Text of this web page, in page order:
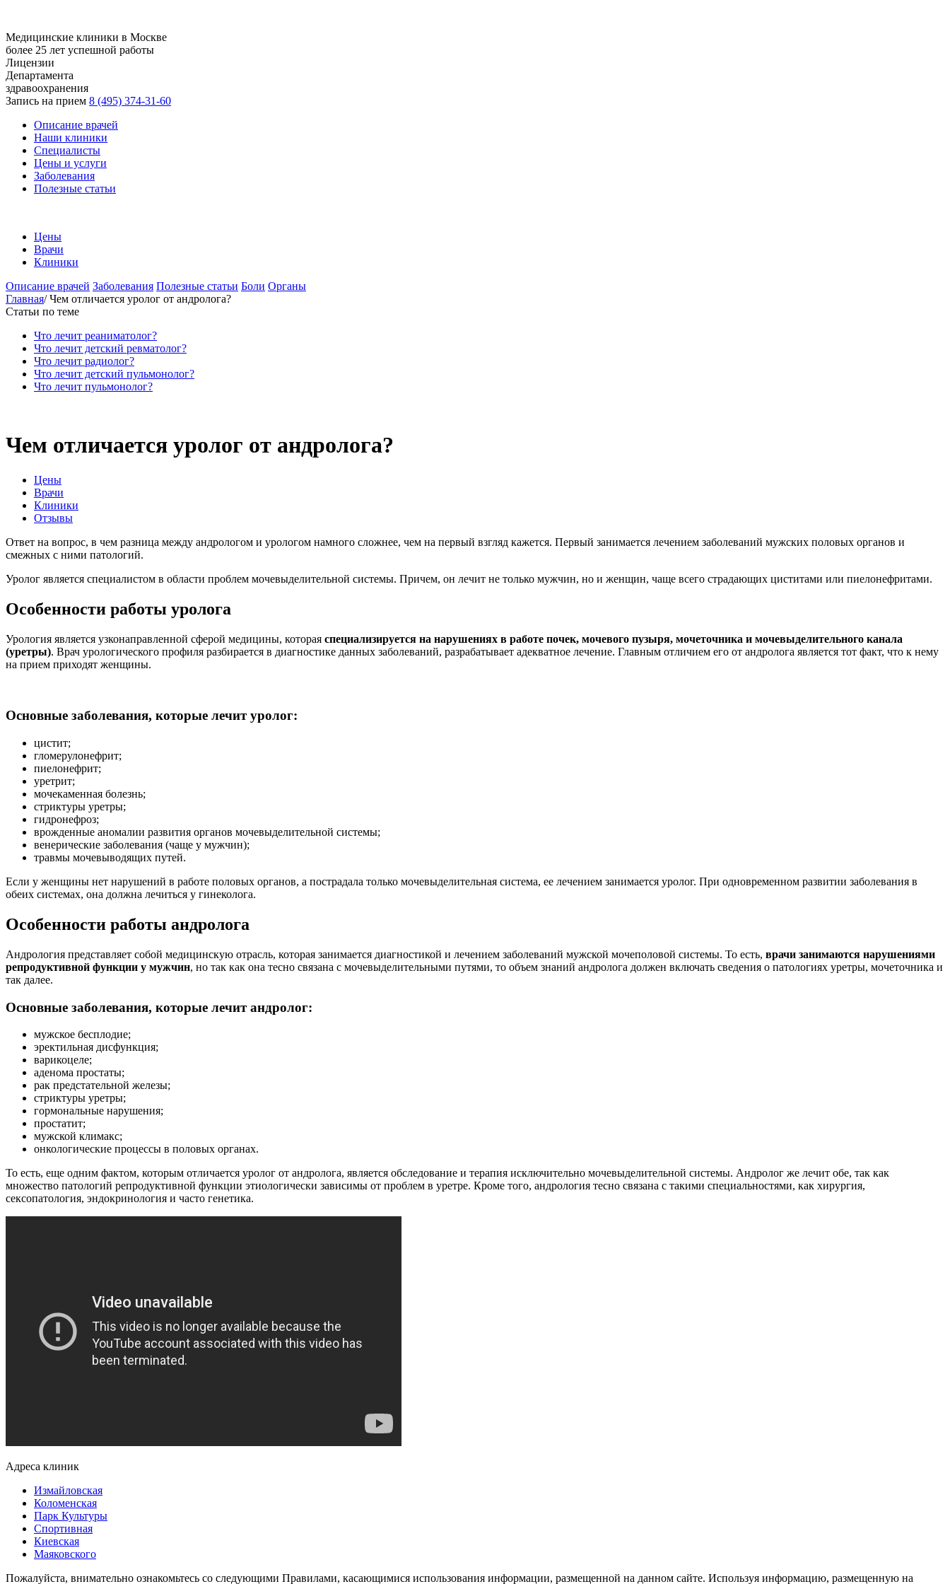
Медицинские клиники в Москве
более 25 лет успешной работы
Лицензии
Департамента
здравоохранения
Запись на прием 8 (495) 374-31-60
Описание врачей
Наши клиники
Специалисты
Цены и услуги
Заболевания
Полезные статьи
Цены
Врачи
Клиники
Описание врачей Заболевания Полезные статьи Боли Органы
Главная/Чем отличается уролог от андролога?
Статьи по теме
Что лечит реаниматолог?
Что лечит детский ревматолог?
Что лечит радиолог?
Что лечит детский пульмонолог?
Что лечит пульмонолог?
Чем отличается уролог от андролога?
Цены
Врачи
Клиники
Отзывы
Ответ на вопрос, в чем разница между андрологом и урологом намного сложнее, чем на первый взгляд кажется. Первый занимается лечением заболеваний мужских половых органов и
смежных с ними патологий.
Уролог является специалистом в области проблем мочевыделительной системы. Причем, он лечит не только мужчин, но и женщин, чаще всего страдающих циститами или пиелонефритами.
Особенности работы уролога
Урология является узконаправленной сферой медицины, которая специализируется на нарушениях в работе почек, мочевого пузыря, мочеточника и мочевыделительного канала
(уретры). Врач урологического профиля разбирается в диагностике данных заболеваний, разрабатывает адекватное лечение. Главным отличием его от андролога является тот факт, что к нему
на прием приходят женщины.
Основные заболевания, которые лечит уролог:
цистит;
гломерулонефрит;
пиелонефрит;
уретрит;
мочекаменная болезнь;
стриктуры уретры;
гидронефроз;
врожденные аномалии развития органов мочевыделительной системы;
венерические заболевания (чаще у мужчин);
травмы мочевыводящих путей.
Если у женщины нет нарушений в работе половых органов, а пострадала только мочевыделительная система, ее лечением занимается уролог. При одновременном развитии заболевания в
обеих системах, она должна лечиться у гинеколога.
Особенности работы андролога
Андрология представляет собой медицинскую отрасль, которая занимается диагностикой и лечением заболеваний мужской мочеполовой системы. То есть, врачи занимаются нарушениями
репродуктивной функции у мужчин, но так как она тесно связана с мочевыделительными путями, то объем знаний андролога должен включать сведения о патологиях уретры, мочеточника и
так далее.
Основные заболевания, которые лечит андролог:
мужское бесплодие;
эректильная дисфункция;
варикоцеле;
аденома простаты;
рак предстательной железы;
стриктуры уретры;
гормональные нарушения;
простатит;
мужской климакс;
онкологические процессы в половых органах.
То есть, еще одним фактом, которым отличается уролог от андролога, является обследование и терапия исключительно мочевыделительной системы. Андролог же лечит обе, так как
множество патологий репродуктивной функции этиологически зависимы от проблем в уретре. Кроме того, андрология тесно связана с такими специальностями, как хирургия,
сексопатология, эндокринология и часто генетика.
Адреса клиник
Измайловская
Коломенская
Парк Культуры
Спортивная
Киевская
Маяковского
Пожалуйста, внимательно ознакомьтесь со следующими Правилами, касающимися использования информации, размещенной на данном сайте. Используя информацию, размещенную на